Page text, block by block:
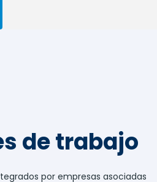
de trabajo
por empresas asociadas